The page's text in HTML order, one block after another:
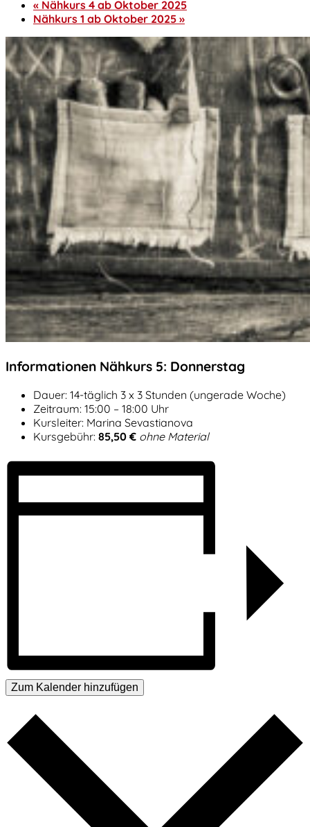
« Nähkurs 4 ab Oktober 2025
Nähkurs 1 ab Oktober 2025 »
Informationen Nähkurs 5: Donnerstag
Dauer: 14-täglich 3 x 3 Stunden (ungerade Woche)
Zeitraum: 15:00 – 18:00 Uhr
Kursleiter: Marina Sevastianova
Kursgebühr: 85,50 € ohne Material
Zum Kalender hinzufügen